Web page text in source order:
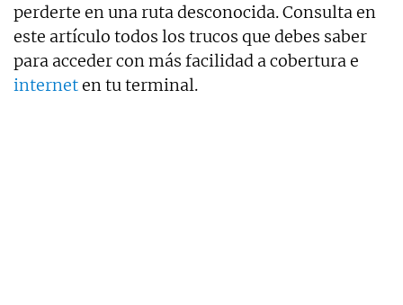
perderte en una ruta desconocida. Consulta en
este artículo todos los trucos que debes saber
para acceder con más facilidad a cobertura e
interneten tu terminal.